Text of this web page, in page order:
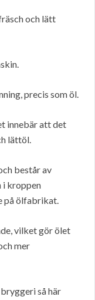
och lätt
precis som öl.
innebär att det
lättöl.
består av
i kroppen
på ölfabrikat.
vilket gör ölet
mer
så här